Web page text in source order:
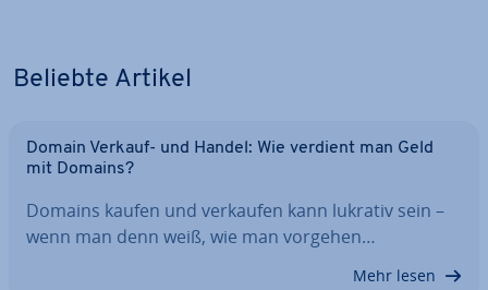
Beliebte Artikel
Domain Verkauf- und Handel: Wie verdient man Geld
mit Domains?
Domains kaufen und verkaufen kann lukrativ sein –
wenn man denn weiß, wie man vorgehen…
Mehr lesen